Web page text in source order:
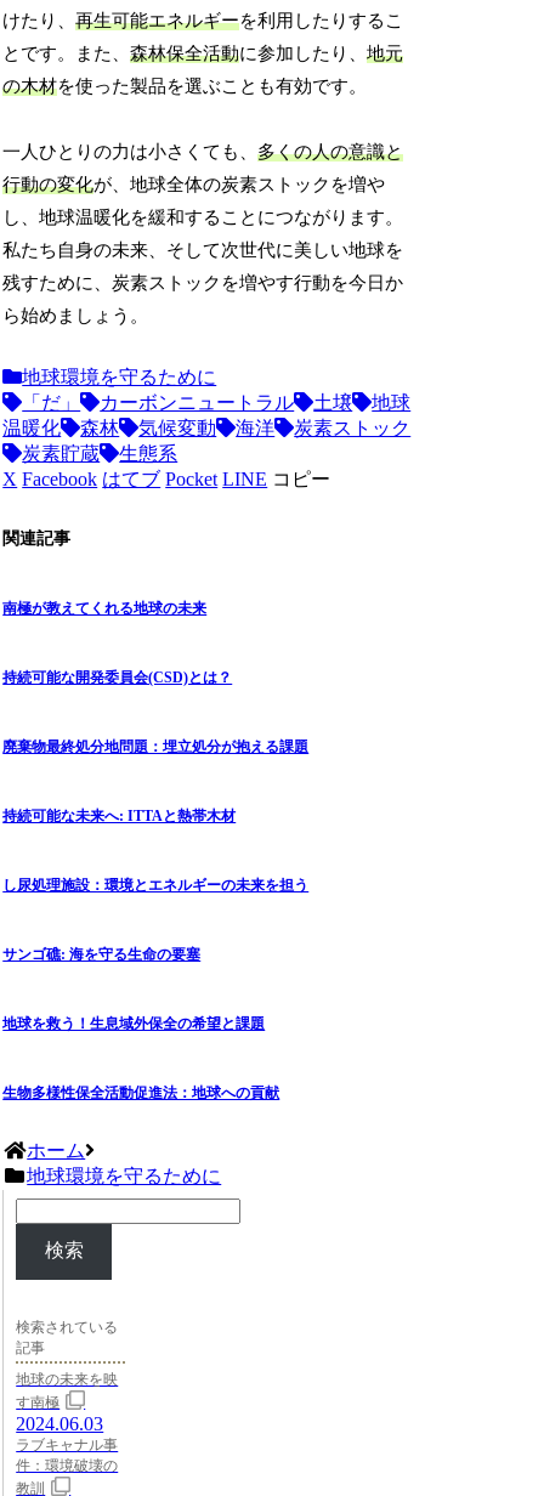
けたり、再生可能エネルギーを利用したりするこ
とです。また、森林保全活動に参加したり、地元
の木材を使った製品を選ぶことも有効です。
一人ひとりの力は小さくても、多くの人の意識と
行動の変化が、地球全体の炭素ストックを増や
し、地球温暖化を緩和することにつながります。
私たち自身の未来、そして次世代に美しい地球を
残すために、炭素ストックを増やす行動を今日か
ら始めましょう。
地球環境を守るために
「だ」
カーボンニュートラル 土壌
地球
温暖化
森林 気候変動 海洋
炭素ストック
炭素貯蔵
生態系
X Facebook はてブ Pocket LINE コピー
関連記事
南極が教えてくれる地球の未来
持続可能な開発委員会(CSD)とは？
廃棄物最終処分地問題：埋立処分が抱える課題
持続可能な未来へ: ITTAと熱帯木材
し尿処理施設：環境とエネルギーの未来を担う
サンゴ礁: 海を守る生命の要塞
地球を救う！生息域外保全の希望と課題
生物多様性保全活動促進法：地球への貢献
ホーム
地球環境を守るために
検索
検索されている
記事
地球の未来を映
す南極
2024.06.03
ラブキャナル事
件：環境破壊の
教訓